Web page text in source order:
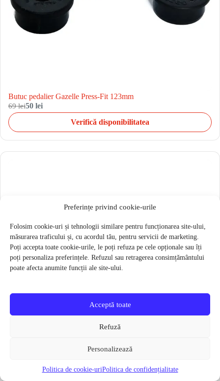
Preferințe privind cookie-urile
Folosim cookie-uri și tehnologii similare pentru funcționarea site-ului,
măsurarea traficului și, cu acordul tău, pentru servicii de marketing.
Poți accepta toate cookie-urile, le poți refuza pe cele opționale sau îți
poți personaliza preferințele. Refuzul sau retragerea consimțământului
poate afecta anumite funcții ale site-ului.
Acceptă toate
Refuză
Personalizează
Politica de cookie-uriPolitica de confidențialitate
Butuc pedalier Gazelle Press-Fit 123mm
69 lei50 lei
Verifică disponibilitatea
Butuc pedalier Shimano SM-BB71-41B PRESS FIT 86.5MM